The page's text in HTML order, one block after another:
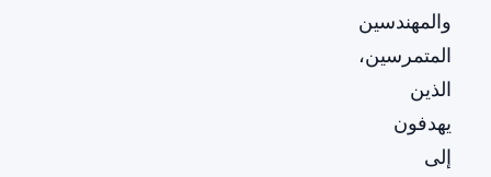
والمهندسين
المتمرسين،
الذين
يهدفون
إلى